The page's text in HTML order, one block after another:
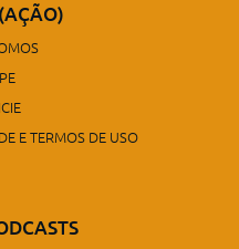
E TERMOS DE USO